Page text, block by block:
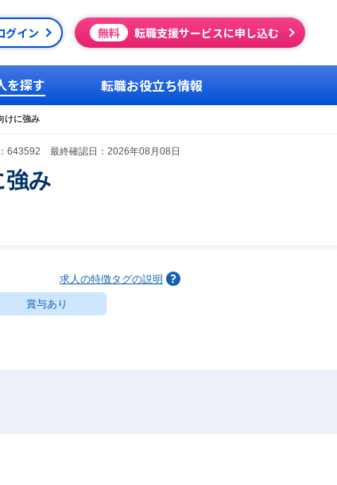
グイン 無料 転職支援サービスに申し込む
を探す 転職お役立ち情報
けに強み
643592 最終確認日：2026年08月08日
強み
求人の特徴タグの説明
賞与あり